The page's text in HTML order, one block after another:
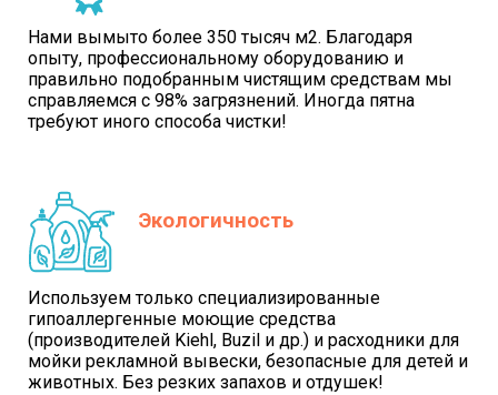
Нами вымыто более 350 тысяч м2. Благодаря
опыту, профессиональному оборудованию и
правильно подобранным чистящим средствам мы
справляемся с 98% загрязнений. Иногда пятна
требуют иного способа чистки!
Экологичность
Используем только специализированные
гипоаллергенные моющие средства
(производителей Kiehl, Buzil и др.) и расходники для
мойки рекламной вывески, безопасные для детей и
животных. Без резких запахов и отдушек!